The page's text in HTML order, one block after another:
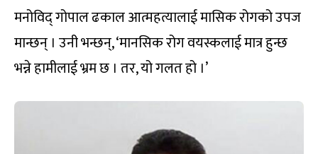
मनोविद् गोपाल ढकाल आत्महत्यालाई मासिक रोगको उपज
मान्छन् । उनी भन्छन्, ‘मानसिक रोग वयस्कलाई मात्र हुन्छ
भन्ने हामीलाई भ्रम छ । तर, यो गलत हो ।’